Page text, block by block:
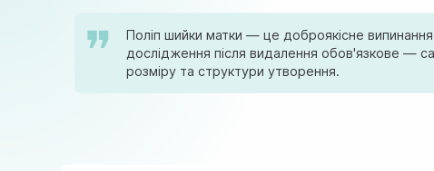
Поліп шийки матки — це доброякісне випинання
дослідження після видалення обов'язкове —
розміру та структури утворення.